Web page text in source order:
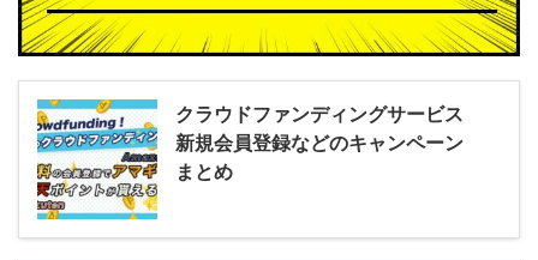
クラウドファンディングサービス
新規会員登録などのキャンペーン
まとめ